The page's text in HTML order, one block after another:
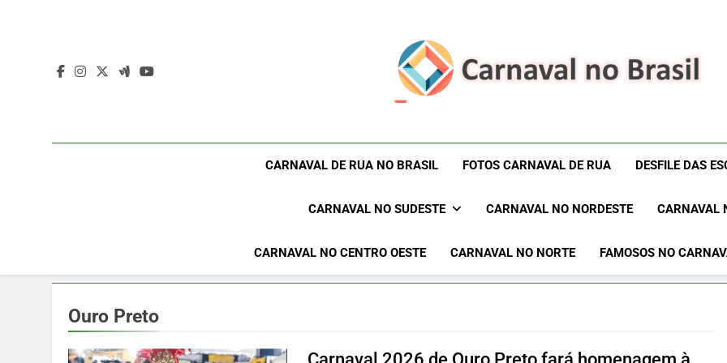
Carnaval No Brasil
Rua 2027 –
CARNAVAL DE RUA NO BRASIL FOTOS CARNAVAL DE RUA DESFILE DAS
CARNAVAL NO SUDESTE CARNAVAL NO NORDESTE CARNAVAL
CARNAVAL NO CENTRO OESTE CARNAVAL NO NORTE FAMOSOS NO
Ouro Preto